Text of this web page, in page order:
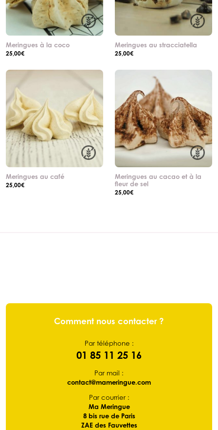
Meringues à la coco
25,00€
Meringues au stracciatella
25,00€
Meringues au café
25,00€
Meringues au cacao et à la
fleur de sel
25,00€
Comment nous contacter ?
Par téléphone :
01 85 11 25 16
Par mail :
contact@mameringue.com
Par courrier :
Ma Meringue
8 bis rue de Paris
ZAE des Fauvettes